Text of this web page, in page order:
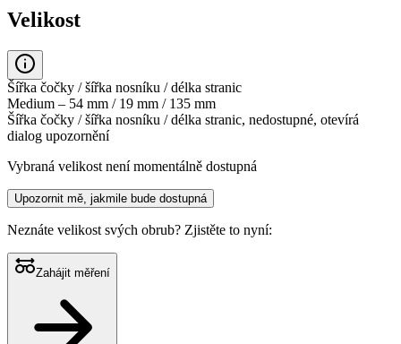
Velikost
Šířka čočky / šířka nosníku / délka stranic
Medium – 54 mm / 19 mm / 135 mm
Šířka čočky / šířka nosníku / délka stranic, nedostupné, otevírá
dialog upozornění
Vybraná velikost není momentálně dostupná
Upozornit mě, jakmile bude dostupná
Neznáte velikost svých obrub? Zjistěte to nyní:
Zahájit měření